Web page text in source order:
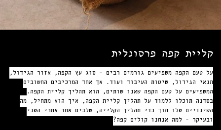
קליית קפה פרסונלית
על טעם הקפה משפיעים גורמים רבים - סוג עץ הקפה, אזור הגידול,
תנאי הגידול, שיטות העיבוד ועוד. אך אחד המרכיבים החשובים
המשפיעים על טעם הקפה שאנו שותים, הוא תהליך קליית הקפה.
בסדנה תוכלו ללמוד על תהליך קליית הקפה, איך הוא מתחיל, מה
השינויים שלו תוך כדי תהליך הקלייה, שלבים אחד אחרי השני
ובעיקר - למה אנחנו קולים קפה?